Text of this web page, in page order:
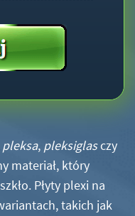
pleksa, pleksiglasczy
materiał, który
Płyty plexi na
takich jak